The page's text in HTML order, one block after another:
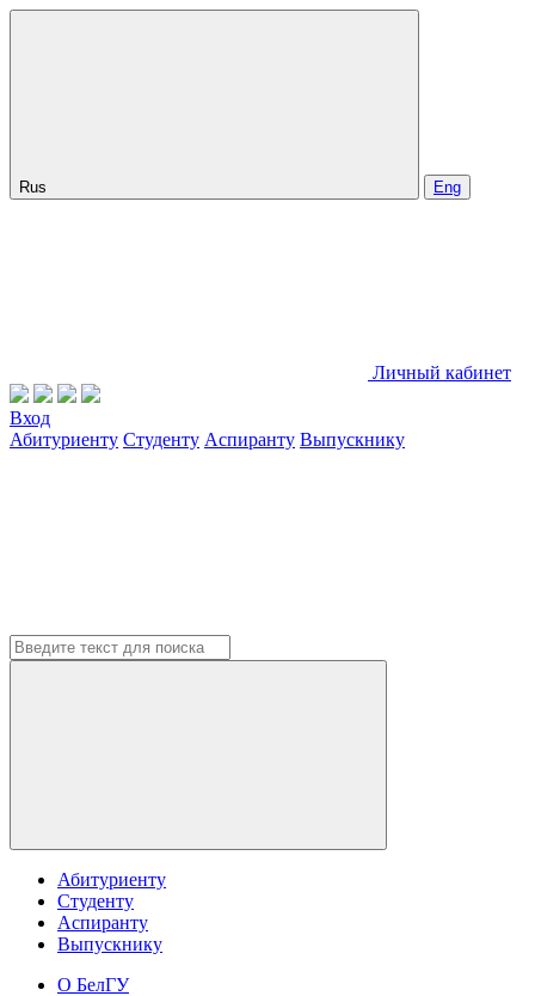
Rus Eng
Личный кабинет
Вход
Абитуриенту Студенту Аспиранту Выпускнику
Абитуриенту
Студенту
Аспиранту
Выпускнику
О БелГУ